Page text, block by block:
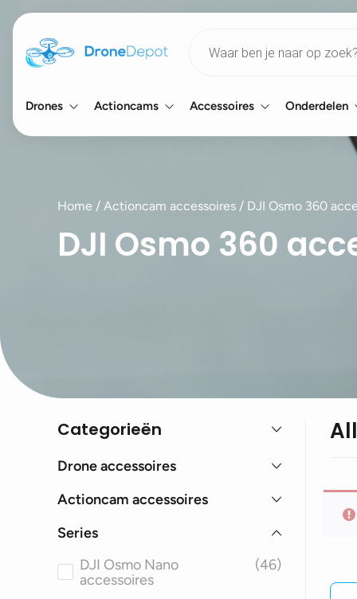
search
Drones Actioncams Accessoires Onderdelen
Home / Actioncam accessoires / DJI Osmo 360
DJI Osmo 360
Categorieën
Drone accessoires
Actioncam accessoires
Series
DJI Osmo Nano
accessoires
(46)